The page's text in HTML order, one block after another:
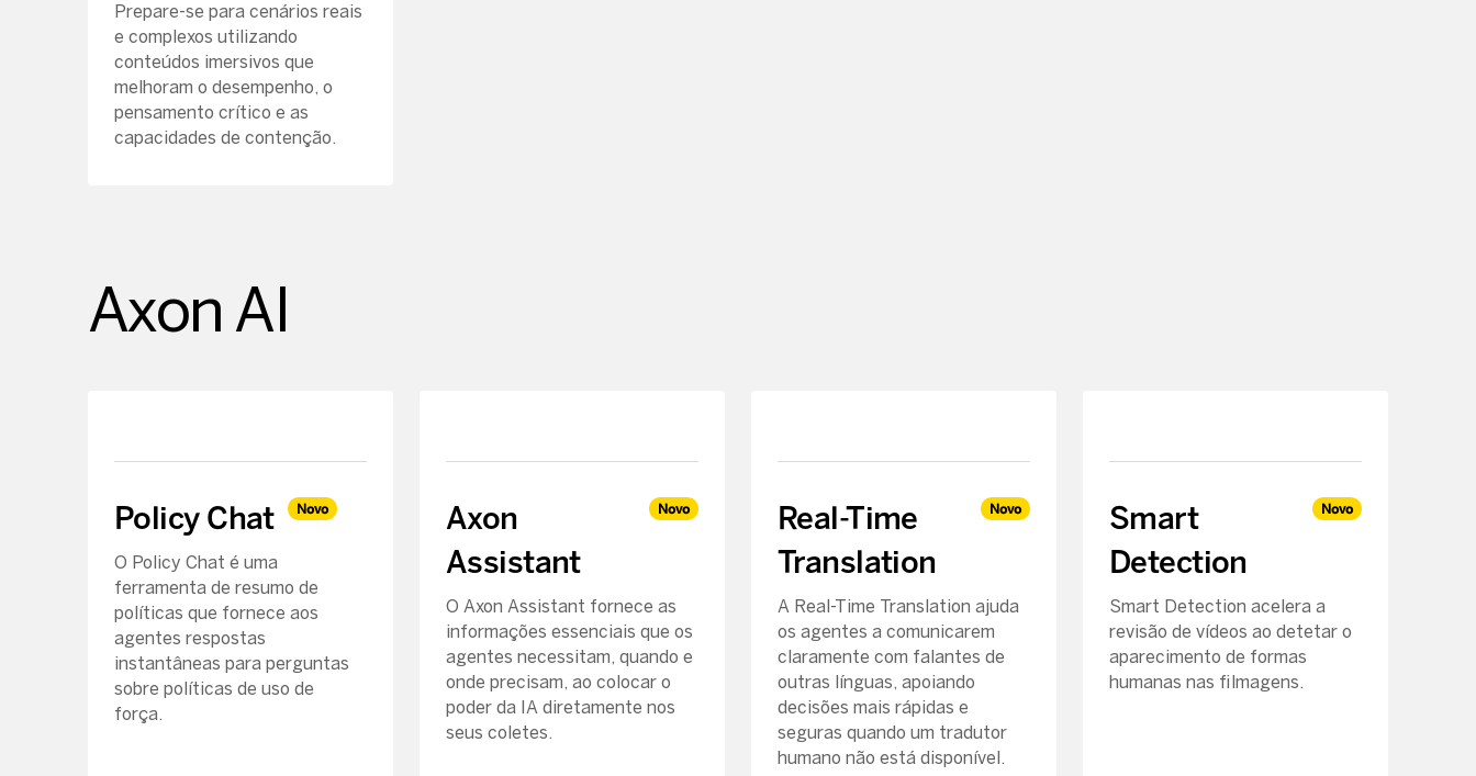
Prepare-se para cenários reais
e complexos utilizando
conteúdos imersivos que
melhoram o desempenho, o
pensamento crítico e as
capacidades de contenção.
Axon AI
Policy Chat Novo
O Policy Chat é uma
ferramenta de resumo de
políticas que fornece aos
agentes respostas
instantâneas para perguntas
sobre políticas de uso de
força.
Axon
Assistant
Novo
O Axon Assistant fornece as
informações essenciais que os
agentes necessitam, quando e
onde precisam, ao colocar o
poder da IA diretamente nos
seus coletes.
Real-Time
Translation
Novo
A Real-Time Translation ajuda
os agentes a comunicarem
claramente com falantes de
outras línguas, apoiando
decisões mais rápidas e
seguras quando um tradutor
humano não está disponível.
Smart
Detection
Novo
Smart Detection acelera a
revisão de vídeos ao detetar o
aparecimento de formas
humanas nas filmagens.